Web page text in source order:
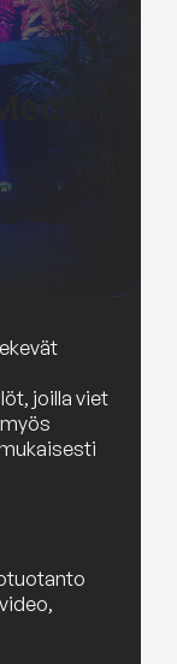
ja jatka
jälkeen.
joilla viet